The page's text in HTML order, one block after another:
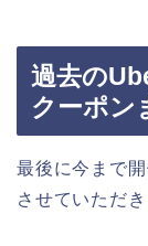
過去の
クーポン
最後に今まで
させていただき